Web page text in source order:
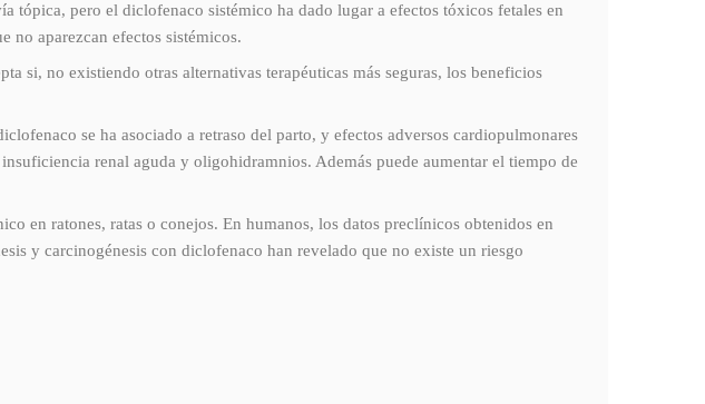
tópica, pero el diclofenaco sistémico ha dado lugar a efectos tóxicos fetales en
no aparezcan efectos sistémicos.
si, no existiendo otras alternativas terapéuticas más seguras, los beneficios
se ha asociado a retraso del parto, y efectos adversos cardiopulmonares
renal aguda y oligohidramnios. Además puede aumentar el tiempo de
en ratones, ratas o conejos. En humanos, los datos preclínicos obtenidos en
y carcinogénesis con diclofenaco han revelado que no existe un riesgo